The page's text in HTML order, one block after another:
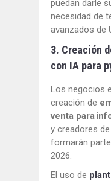
puedan darle
necesidad de
avanzados de
3. Creación
con IA para
Los negocios
creación de
venta para
y creadores
formarán
2026.
El uso de